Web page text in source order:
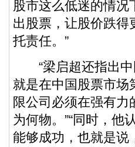
股市这么低迷的情
出股票，让股价跌得
托责任。”
“梁启超还指出中
就是在中国股票市场
限公司必须在强有
为何物。”“同时，他
能够成功，也就是说